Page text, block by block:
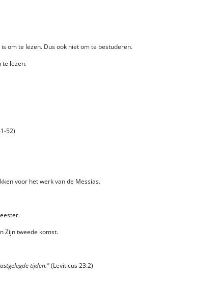
om te lezen. Dus ook niet om te bestuderen.
te lezen.
52)
voor het werk van de Messias.
Zijn tweede komst.
tijden."(Leviticus 23:2)